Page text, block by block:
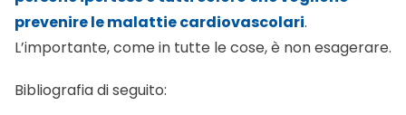
prevenire le malattie cardiovascolari.
L’importante, come in tutte le cose, è non esagerare.
Bibliografia di seguito: